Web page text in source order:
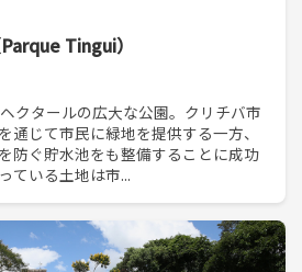
Tingui）
クタールの広大な公園。クリチバ市
通じて市民に緑地を提供する一方、
防ぐ貯水池をも整備することに成功
ている土地は市...